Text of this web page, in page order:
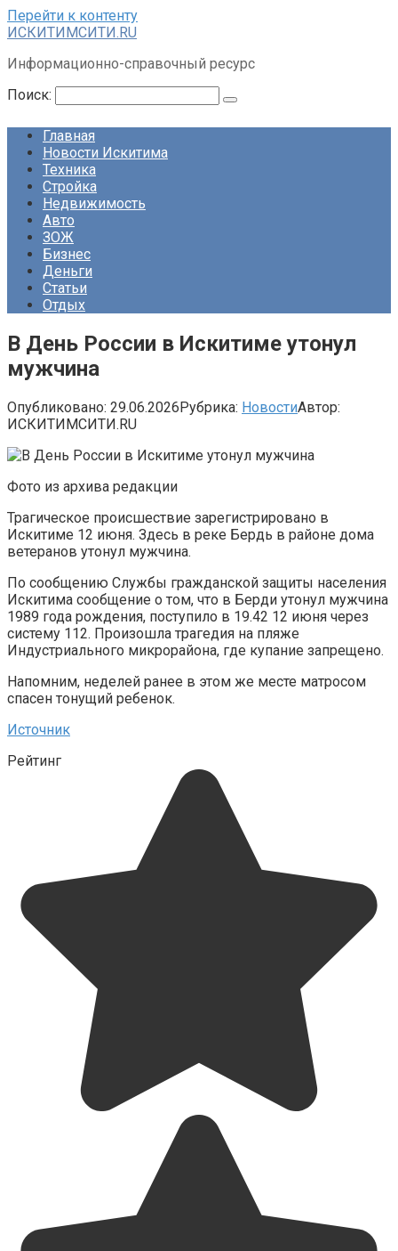
Перейти к контенту
ИСКИТИМСИТИ.RU
Информационно-справочный ресурс
Поиск:
Главная
Новости Искитима
Техника
Стройка
Недвижимость
Авто
ЗОЖ
Бизнес
Деньги
Статьи
Отдых
В День России в Искитиме утонул
мужчина
Опубликовано: 29.06.2026Рубрика: НовостиАвтор:
ИСКИТИМСИТИ.RU
Фото из архива редакции
Трагическое происшествие зарегистрировано в
Искитиме 12 июня. Здесь в реке Бердь в районе дома
ветеранов утонул мужчина.
По сообщению Службы гражданской защиты населения
Искитима сообщение о том, что в Берди утонул мужчина
1989 года рождения, поступило в 19.42 12 июня через
систему 112. Произошла трагедия на пляже
Индустриального микрорайона, где купание запрещено.
Напомним, неделей ранее в этом же месте матросом
спасен тонущий ребенок.
Источник
Рейтинг